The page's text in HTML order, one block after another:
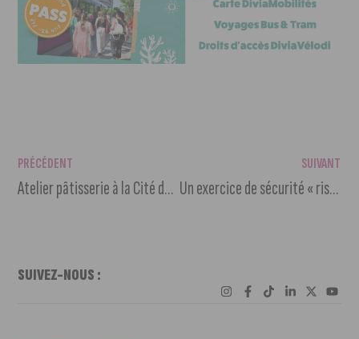
PRÉCÉDENT
Atelier pâtisserie à la Cité de la Gastronomie pour les petits
SUIVANT
Un exercice de sécurité « risque industriel » en préparation
SUIVEZ-NOUS :